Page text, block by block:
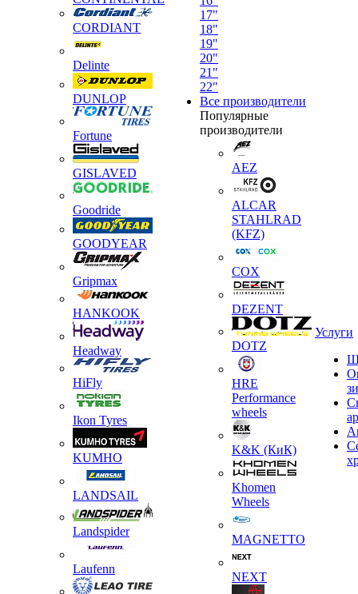
CORDIANT
Delinte
DUNLOP
Fortune
GISLAVED
Goodride
GOODYEAR
Gripmax
HANKOOK
Headway
HiFly
Ikon Tyres
KUMHO
LANDSAIL
Landspider
Laufenn
17"
18"
19"
20"
21"
22"
Все производители
Популярные
производители
AEZ
ALCAR
STAHLRAD
(KFZ)
COX
DEZENT
DOTZ
HRE
Performance
wheels
K&K (КиК)
Khomen
Wheels
MAGNETTO
NEXT
Услуги